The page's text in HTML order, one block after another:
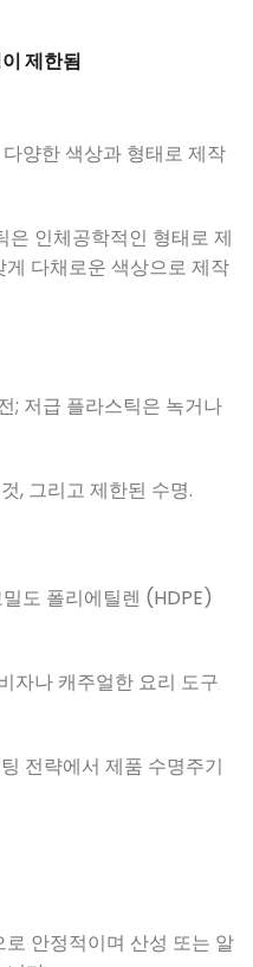
제한됨
양한 색상과 형태로 제작
인체공학적인 형태로 제
다채로운 색상으로 제작
; 저급 플라스틱은 녹거나
, 그리고 제한된 수명.
도 폴리에틸렌 (HDPE)
자나 캐주얼한 요리 도구
전략에서 제품 수명주기
안정적이며 산성 또는 알